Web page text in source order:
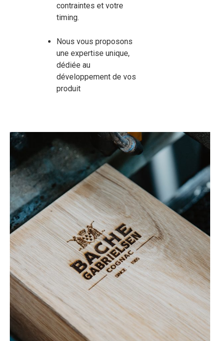
contraintes et votre
timing.
Nous vous proposons
une expertise unique,
dédiée au
développement de vos
produit